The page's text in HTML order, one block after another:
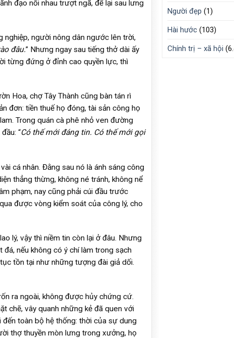
đạo nối nhau trượt ngã, để lại sau lưng
nghiệp, người nông dân ngước lên trời,
đâu.” Nhưng ngay sau tiếng thở dài ấy
từng đứng ở đỉnh cao quyền lực, thì
Hoa, chợ Tây Thành cũng bàn tán rì
đơn: tiền thuế họ đóng, tài sản công họ
Trong quán cà phê nhỏ ven đường
“Có thế mới đáng tin. Có thế mới gọi
cá nhân. Đằng sau nó là ánh sáng công
thẳng thừng, không né tránh, không nể
phạm, nay cũng phải cúi đầu trước
được vòng kiểm soát của công lý, cho
lý, vậy thì niềm tin còn lại ở đâu. Nhưng
nếu không có ý chí làm trong sạch
tồn tại như những tượng đài giả dối.
ra ngoài, không được hủy chứng cứ.
chẽ, vây quanh những kẻ đã quen với
toàn bộ hệ thống: thời của sự dung
thợ thuyền mòn lưng trong xưởng, họ
Người đẹp (1)
Hài hước (103)
Chính trị – xã hội